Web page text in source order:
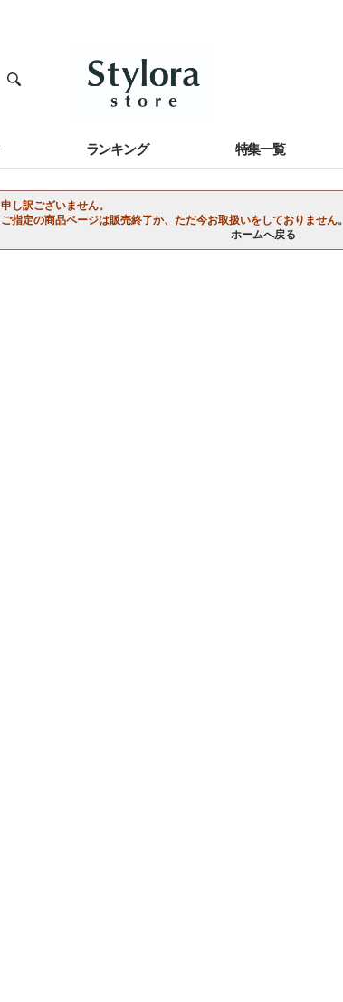
ランキング 特集一覧
申し訳ございません。
ご指定の商品ページは販売終了か、ただ今お取扱いをしておりません。
ホームへ戻る